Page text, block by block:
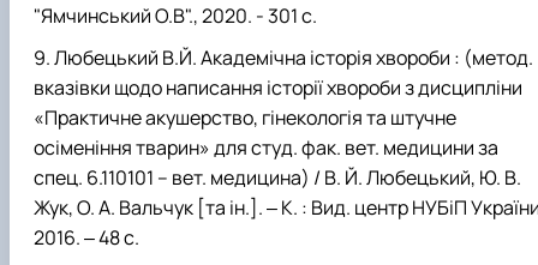
"Ямчинський О.В"., 2020. - 301 с.
Любецький В.Й. Академічна історія хвороби : (метод.
вказівки щодо написання історії хвороби з дисципліни
«Практичне акушерство, гінекологія та штучне
осіменіння тварин» для студ. фак. вет. медицини за
спец. 6.110101 – вет. медицина) / В. Й. Любецький, Ю. В.
Жук, О. А. Вальчук [та ін.]. ‒ К. : Вид. центр НУБіП
2016. ‒ 48 с.